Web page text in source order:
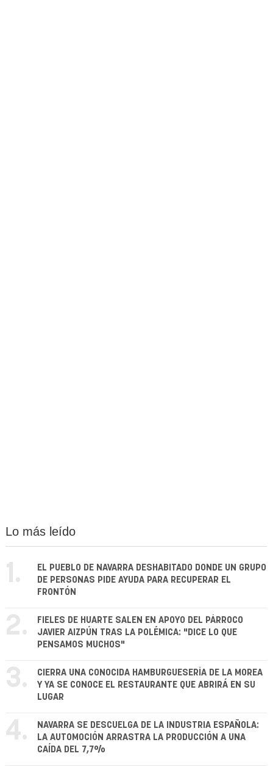
Lo más leído
1.
EL PUEBLO DE NAVARRA DESHABITADO DONDE UN GRUPO
DE PERSONAS PIDE AYUDA PARA RECUPERAR EL
FRONTÓN
2.
FIELES DE HUARTE SALEN EN APOYO DEL PÁRROCO
JAVIER AIZPÚN TRAS LA POLÉMICA: "DICE LO QUE
PENSAMOS MUCHOS"
3.
CIERRA UNA CONOCIDA HAMBURGUESERÍA DE LA MOREA
Y YA SE CONOCE EL RESTAURANTE QUE ABRIRÁ EN SU
LUGAR
4.
NAVARRA SE DESCUELGA DE LA INDUSTRIA ESPAÑOLA:
LA AUTOMOCIÓN ARRASTRA LA PRODUCCIÓN A UNA
CAÍDA DEL 7,7%